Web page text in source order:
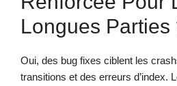
Longues Parties
Oui, des bug fixes ciblent les
transitions et des erreurs d’index.